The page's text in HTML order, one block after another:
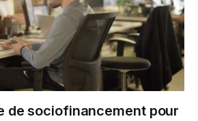
de sociofinancement pour